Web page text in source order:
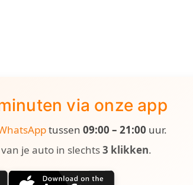
via onze app
tussen 09:00 – 21:00 uur.
je auto in slechts3 klikken.